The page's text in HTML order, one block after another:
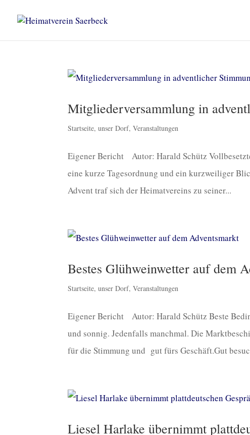
Mitgliederversammlung in
Startseite,unser Dorf,Veranstaltungen
Eigener Bericht Autor: Harald Schütz
eine kurze Tagesordnung und ein kurzweiliger
Advent traf sich der Heimatvereins zu seiner...
Bestes Glühweinwetter auf dem
Startseite,unser Dorf,Veranstaltungen
Eigener Bericht Autor: Harald Schütz Beste
und sonnig. Jedenfalls manchmal. Die
für die Stimmung und gut fürs Geschäft.Gut
Liesel Harlake übernimmt